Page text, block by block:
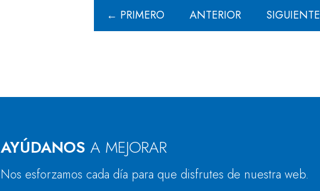
← PRIMERO ANTERIOR SIGUIENTE
AYÚDANOS A MEJORAR
Nos esforzamos cada día para que disfrutes de nuestra web.